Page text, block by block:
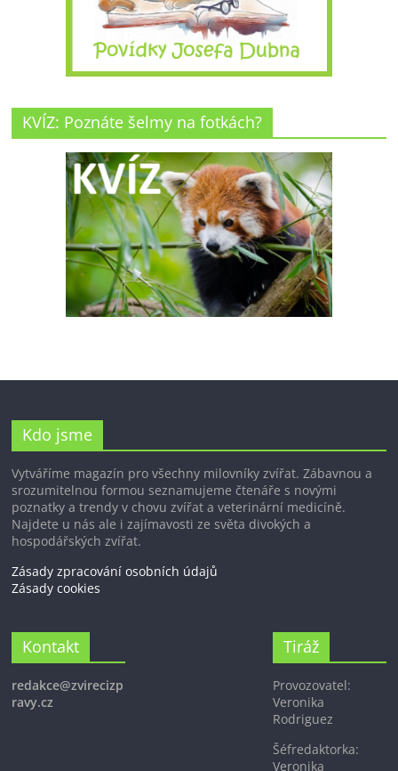
KVÍZ: Poznáte šelmy na fotkách?
Kdo jsme
Vytváříme magazín pro všechny milovníky zvířat. Zábavnou a
srozumitelnou formou seznamujeme čtenáře s novými
poznatky a trendy v chovu zvířat a veterinární medicíně.
Najdete u nás ale i zajímavosti ze světa divokých a
hospodářských zvířat.
Zásady zpracování osobních údajů
Zásady cookies
Kontakt
redakce@zvirecizp
ravy.cz
Tiráž
Provozovatel:
Veronika
Rodriguez
Šéfredaktorka:
Veronika